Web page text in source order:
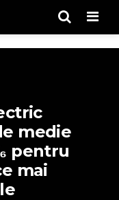
medie
pentru
mai